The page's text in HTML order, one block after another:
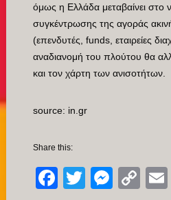
όμως η Ελλάδα μεταβαίνει στο
συγκέντρωσης της αγοράς
(επενδυτές, funds, εταιρείες
αναδιανομή του πλούτου θα
και τον χάρτη των ανισοτήτων.
source: in.gr
Share this:
Facebook
Twitter